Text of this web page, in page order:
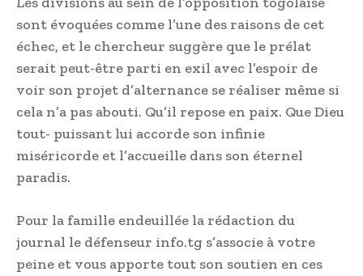
sont évoquées comme l’une des raisons de cet
échec, et le chercheur suggère que le prélat
serait peut-être parti en exil avec l’espoir de
voir son projet d’alternance se réaliser même si
cela n’a pas abouti. Qu’il repose en paix. Que Dieu
tout- puissant lui accorde son infinie
miséricorde et l’accueille dans son éternel
paradis.
Pour la famille endeuillée la rédaction du
journal le défenseur info.tg s’associe à votre
peine et vous apporte tout son soutien en ces